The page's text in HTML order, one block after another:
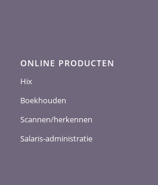
ONLINE PRODUCTEN
Hix
Boekhouden
Scannen/herkennen
Salaris-administratie